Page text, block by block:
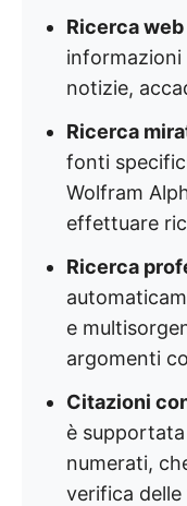
Ricerca
notizie,
Ricerca
fonti
Wolfram
effettuare
Ricerca
e
argomenti
Citazioni
è
numerati,
verifica